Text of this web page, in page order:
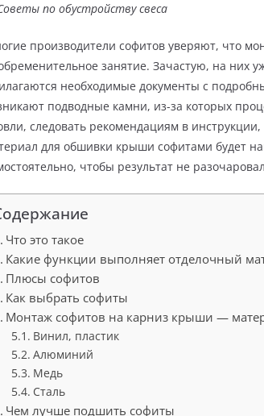
по обустройству свеса
производители софитов уверяют, что
занятие. Зачастую, на них
необходимые документы с
подводные камни, из-за которых
следовать рекомендациям в
для обшивки крыши софитами будет
чтобы результат не
Что это такое
Какие функции выполняет отделочный
Плюсы софитов
Как выбрать софиты
Монтаж софитов на карниз крыши —
Винил, пластик
Алюминий
Медь
Сталь
Чем лучше подшить софиты